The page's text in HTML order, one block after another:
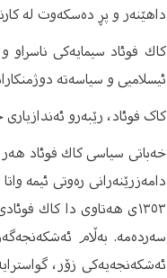
داهێنەر و پڕ دەسکەوت لە
ئیسلامیی و سیاسەتە
کاک فوئاد، رێبەرو
دامه‌زرێنه‌رانی رەوتی ئیمە
١٣٥٣ی هەتاوی دا كاك
سه‌رده‌مه‌. به‌ڵام
ئه‌شكه‌نجەیەکی زۆر،